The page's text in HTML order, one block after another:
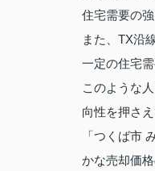
住宅需要の
また、TX沿
一定の住宅
このような
向性を押さ
「つくば市
かな売却価